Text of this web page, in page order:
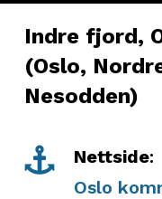
Indre fjord,
(Oslo,
Nesodden)
Nettside:
Oslo